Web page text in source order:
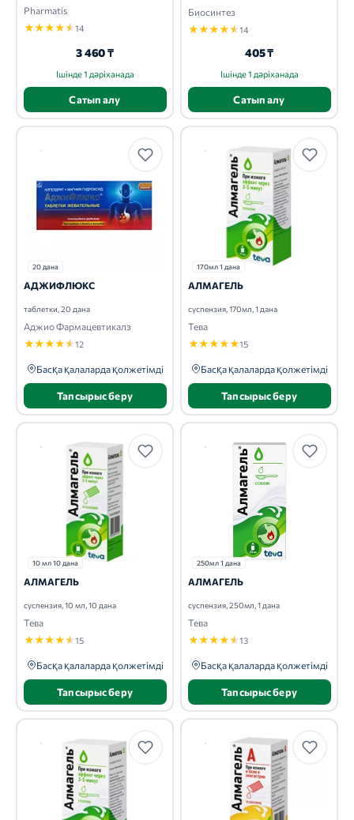
Pharmatis
★★★★★14
3 460 ₸
Ішінде 1 дәріханада
Сатып алу
Биосинтез
★★★★★14
405 ₸
Ішінде 1 дәріханада
Сатып алу
20 дана
АДЖИФЛЮКС
таблетки, 20 дана
Аджио Фармацевтикалз
★★★★★12
Басқа қалаларда қолжетімді
Тапсырыс беру
170мл 1 дана
АЛМАГЕЛЬ
суспензия, 170мл, 1 дана
Тева
★★★★★15
Басқа қалаларда қолжетімді
Тапсырыс беру
10 мл 10 дана
АЛМАГЕЛЬ
суспензия, 10 мл, 10 дана
Тева
★★★★★15
Басқа қалаларда қолжетімді
Тапсырыс беру
250мл 1 дана
АЛМАГЕЛЬ
суспензия, 250мл, 1 дана
Тева
★★★★★13
Басқа қалаларда қолжетімді
Тапсырыс беру